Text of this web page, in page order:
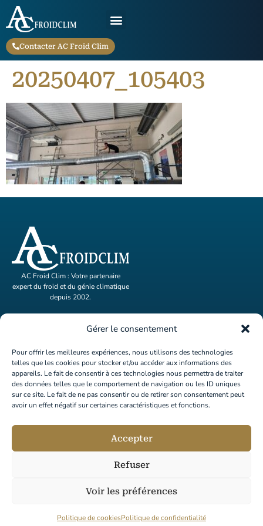
Gérer le consentement
Pour offrir les meilleures expériences, nous utilisons des technologies
telles que les cookies pour stocker et/ou accéder aux informations des
appareils. Le fait de consentir à ces technologies nous permettra de traiter
des données telles que le comportement de navigation ou les ID uniques
sur ce site. Le fait de ne pas consentir ou de retirer son consentement peut
avoir un effet négatif sur certaines caractéristiques et fonctions.
Accepter
Refuser
Voir les préférences
Politique de cookiesPolitique de confidentialité
Contacter AC Froid Clim
20250407_105403
AC Froid Clim : Votre partenaire
expert du froid et du génie climatique
depuis 2002.
A PROPOS
RÉFÉRENCES
Contacter AC Froid Clim
commercial@acfroidclim.com
210 Chem. de l'Oratoire de Bouc
13120 Gardanne
Site fièrement réalisé en France, parDigiliz.